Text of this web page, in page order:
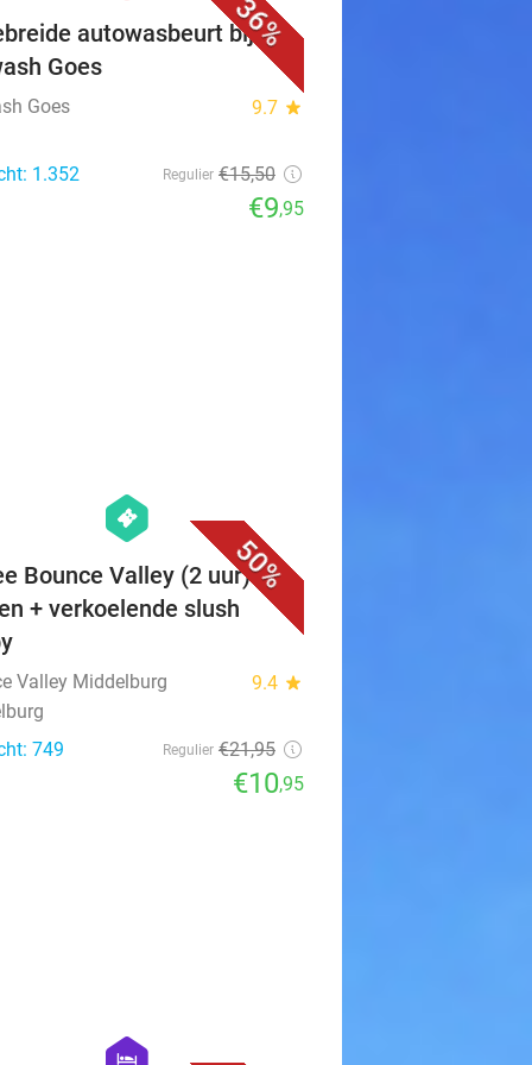
36%
autowasbeurt bij
Goes
Goes 9.7 star
1.352
Regulier €15,50
€9,95
50%
hexagon
events
Bounce Valley (2 uur) +
+ verkoelende slush
Valley Middelburg 9.4 star
749
Regulier €21,95
€10,95
hotel